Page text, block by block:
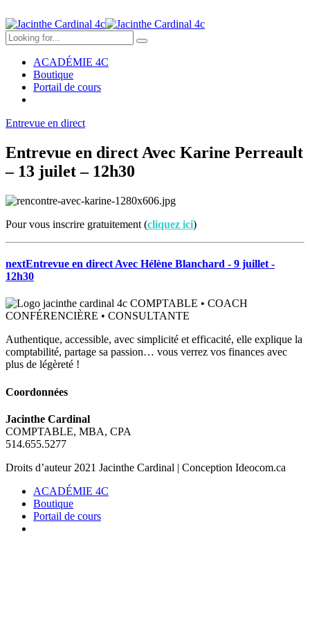
ACADÉMIE 4C
Boutique
Portail de cours
Entrevue en direct
Entrevue en direct Avec Karine Perreault
– 13 juilet – 12h30
Pour vous inscrire gratuitement (cliquez ici)
nextEntrevue en direct Avec Hélène Blanchard - 9 juillet -
12h30
Authentique, accessible, avec simplicité et efficacité, elle explique la
comptabilité, partage sa passion… vous verrez vos finances avec
plus de légèreté !
Coordonnées
Jacinthe Cardinal
COMPTABLE, MBA, CPA
514.655.5277
Droits d’auteur 2021 Jacinthe Cardinal | Conception Ideocom.ca
ACADÉMIE 4C
Boutique
Portail de cours